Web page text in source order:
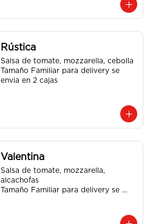
Rústica
Salsa de tomate, mozzarella, cebolla
Tamaño Familiar para delivery se
envia en 2 cajas
Valentina
Salsa de tomate, mozzarella,
alcachofas
Tamaño Familiar para delivery se